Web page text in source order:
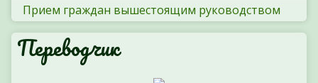
Прием граждан вышестоящим руководством
Переводчик